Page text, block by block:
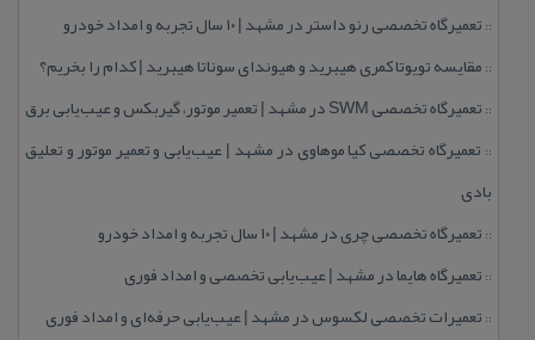
:: تعمیرگاه تخصصی رنو داستر در مشهد | ۱۰ سال تجربه و امداد خودرو
:: مقایسه تویوتا كمری هیبرید و هیوندای سوناتا هیبرید | كدام را بخریم؟
:: تعمیرگاه تخصصی SWM در مشهد | تعمیر موتور، گیربكس و عیب‌یابی برق
:: تعمیرگاه تخصصی كیا موهاوی در مشهد | عیب‌یابی و تعمیر موتور و تعلیق
بادی
:: تعمیرگاه تخصصی چری در مشهد | ۱۰ سال تجربه و امداد خودرو
:: تعمیرگاه هایما در مشهد | عیب‌یابی تخصصی و امداد فوری
:: تعمیرات تخصصی لكسوس در مشهد | عیب‌یابی حرفه‌ای و امداد فوری